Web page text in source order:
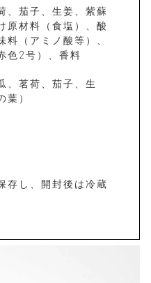
、茄子、生姜、紫蘇
原材料（食塩）、酸
料（アミノ酸等）、
色2号）、香料
、茗荷、茄子、生
葉）
存し、開封後は冷蔵